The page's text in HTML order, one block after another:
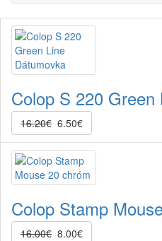
Colop S 220
16.20€ 6.50€
Colop Stamp
16.00€ 8.00€